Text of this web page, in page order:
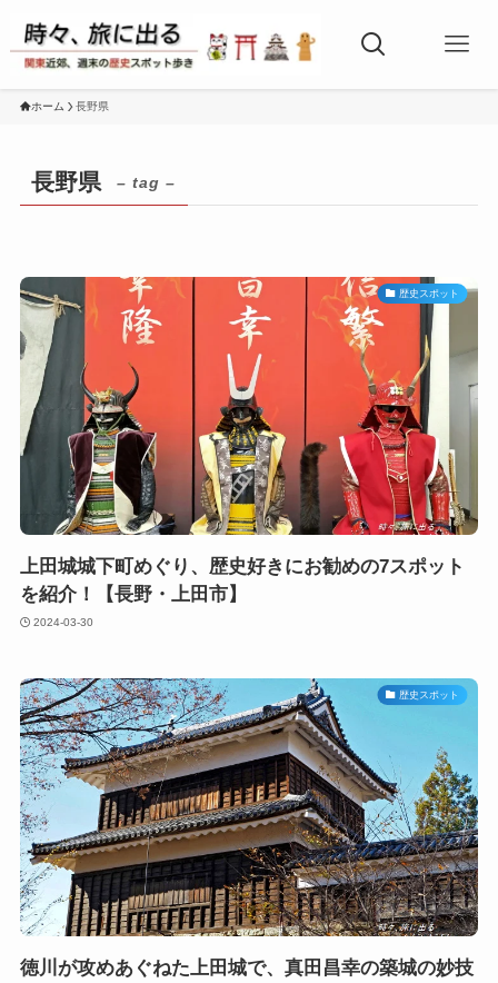
ホーム 長野県
長野県 – tag –
歴史スポット
上田城城下町めぐり、歴史好きにお勧めの7スポット
を紹介！【長野・上田市】
2024-03-30
歴史スポット
徳川が攻めあぐねた上田城で、真田昌幸の築城の妙技